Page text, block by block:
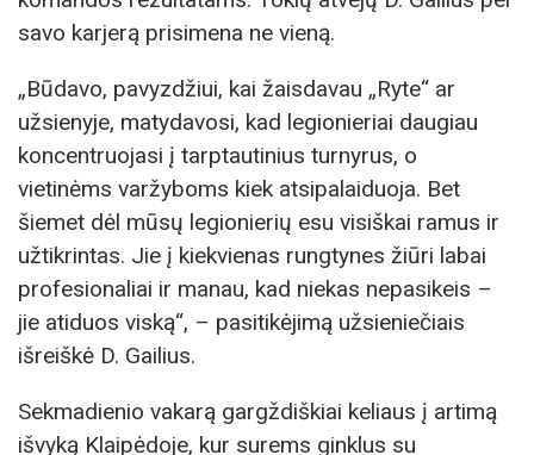
savo karjerą prisimena ne vieną.
„Būdavo, pavyzdžiui, kai žaisdavau „Ryte“ ar
užsienyje, matydavosi, kad legionieriai daugiau
koncentruojasi į tarptautinius turnyrus, o
vietinėms varžyboms kiek atsipalaiduoja. Bet
šiemet dėl mūsų legionierių esu visiškai ramus ir
užtikrintas. Jie į kiekvienas rungtynes žiūri labai
profesionaliai ir manau, kad niekas nepasikeis –
jie atiduos viską“, – pasitikėjimą užsieniečiais
išreiškė D. Gailius.
Sekmadienio vakarą gargždiškiai keliaus į artimą
išvyką Klaipėdoje, kur surems ginklus su